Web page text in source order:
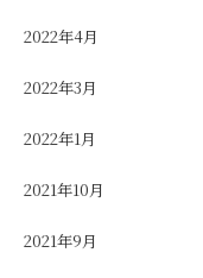
2022年4月
2022年3月
2022年1月
2021年10月
2021年9月